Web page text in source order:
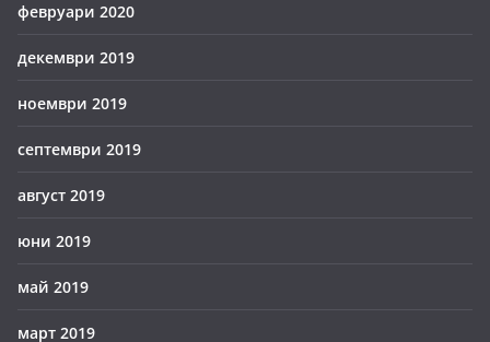
февруари 2020
декември 2019
ноември 2019
септември 2019
август 2019
юни 2019
май 2019
март 2019